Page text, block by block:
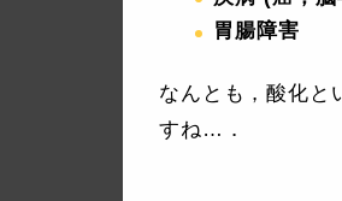
胃腸障害
なんとも，酸化と
すね…．